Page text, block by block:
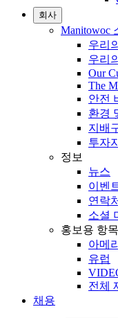
회사
Manitowoc
우리
우리
Our
The
안전
환경
지배
투자
정보
뉴스
이벤
연락
소셜
홍보용 항목
아메
유럽
전체
채용